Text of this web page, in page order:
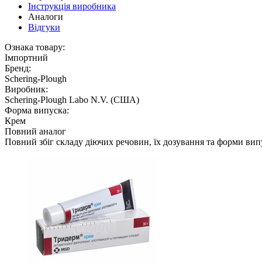
Інструкція виробника
Аналоги
Відгуки
Ознака товару:
Імпортний
Бренд:
Schering-Plough
Виробник:
Schering-Plough Labo N.V. (США)
Форма випуска:
Крем
Повний аналог
Повний збіг складу діючих речовин, їх дозування та форми